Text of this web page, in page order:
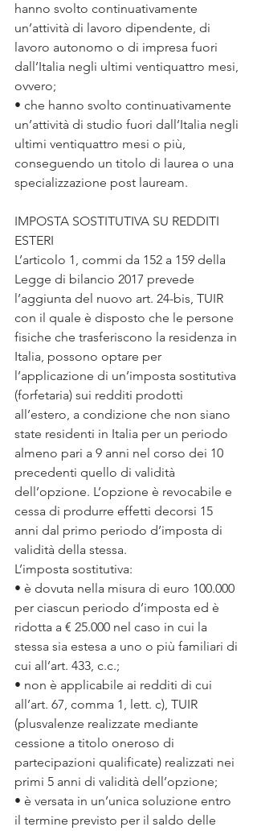
hanno svolto continuativamente
un’attività di lavoro dipendente, di
lavoro autonomo o di impresa fuori
dall’Italia negli ultimi ventiquattro mesi,
ovvero;
• che hanno svolto continuativamente
un’attività di studio fuori dall’Italia negli
ultimi ventiquattro mesi o più,
conseguendo un titolo di laurea o una
specializzazione post lauream.
IMPOSTA SOSTITUTIVA SU REDDITI
ESTERI
L’articolo 1, commi da 152 a 159 della
Legge di bilancio 2017 prevede
l’aggiunta del nuovo art. 24-bis, TUIR
con il quale è disposto che le persone
fisiche che trasferiscono la residenza in
Italia, possono optare per
l’applicazione di un’imposta sostitutiva
(forfetaria) sui redditi prodotti
all’estero, a condizione che non siano
state residenti in Italia per un periodo
almeno pari a 9 anni nel corso dei 10
precedenti quello di validità
dell’opzione. L’opzione è revocabile e
cessa di produrre effetti decorsi 15
anni dal primo periodo d’imposta di
validità della stessa.
L’imposta sostitutiva:
• è dovuta nella misura di euro 100.000
per ciascun periodo d’imposta ed è
ridotta a € 25.000 nel caso in cui la
stessa sia estesa a uno o più familiari di
cui all’art. 433, c.c.;
• non è applicabile ai redditi di cui
all’art. 67, comma 1, lett. c), TUIR
(plusvalenze realizzate mediante
cessione a titolo oneroso di
partecipazioni qualificate) realizzati nei
primi 5 anni di validità dell’opzione;
• è versata in un’unica soluzione entro
il termine previsto per il saldo delle